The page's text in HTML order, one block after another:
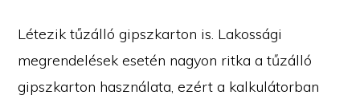
Létezik tűzálló gipszkarton is. Lakossági
megrendelések esetén nagyon ritka a tűzálló
gipszkarton használata, ezért a kalkulátorban